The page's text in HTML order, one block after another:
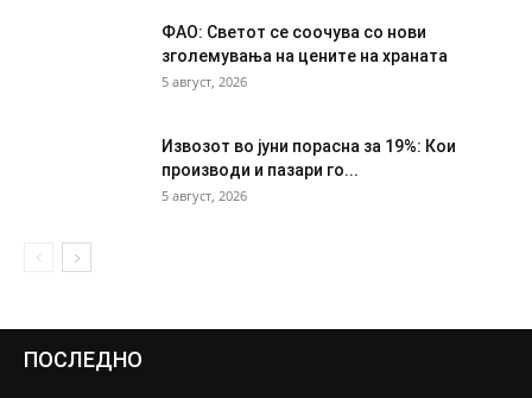
ФАО: Светот се соочува со нови
зголемувања на цените на храната
5 август, 2026
Извозот во јуни порасна за 19%: Кои
производи и пазари го...
5 август, 2026
ПОСЛЕДНО